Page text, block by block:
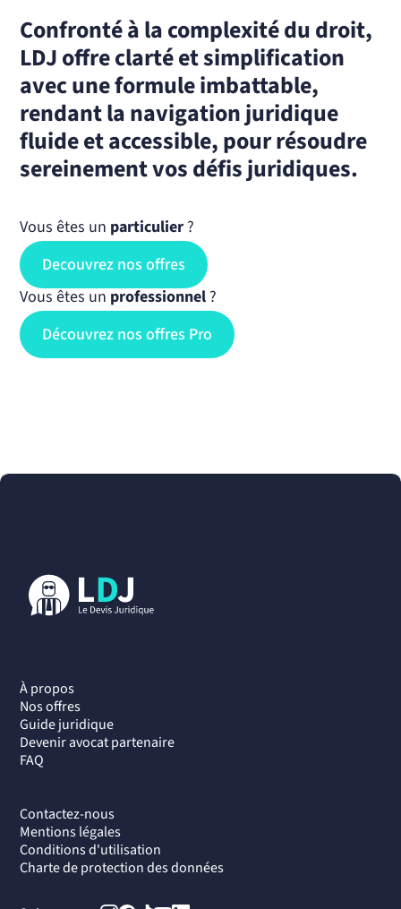
Confronté à la complexité du droit,
LDJ offre clarté et simplification
avec une formule imbattable,
rendant la navigation juridique
fluide et accessible, pour résoudre
sereinement vos défis juridiques.
Vous êtes un particulier ?
Decouvrez nos offres
Vous êtes un professionnel ?
Découvrez nos offres Pro
À propos
Nos offres
Guide juridique
Devenir avocat partenaire
FAQ
Contactez-nous
Mentions légales
Conditions d'utilisation
Charte de protection des données